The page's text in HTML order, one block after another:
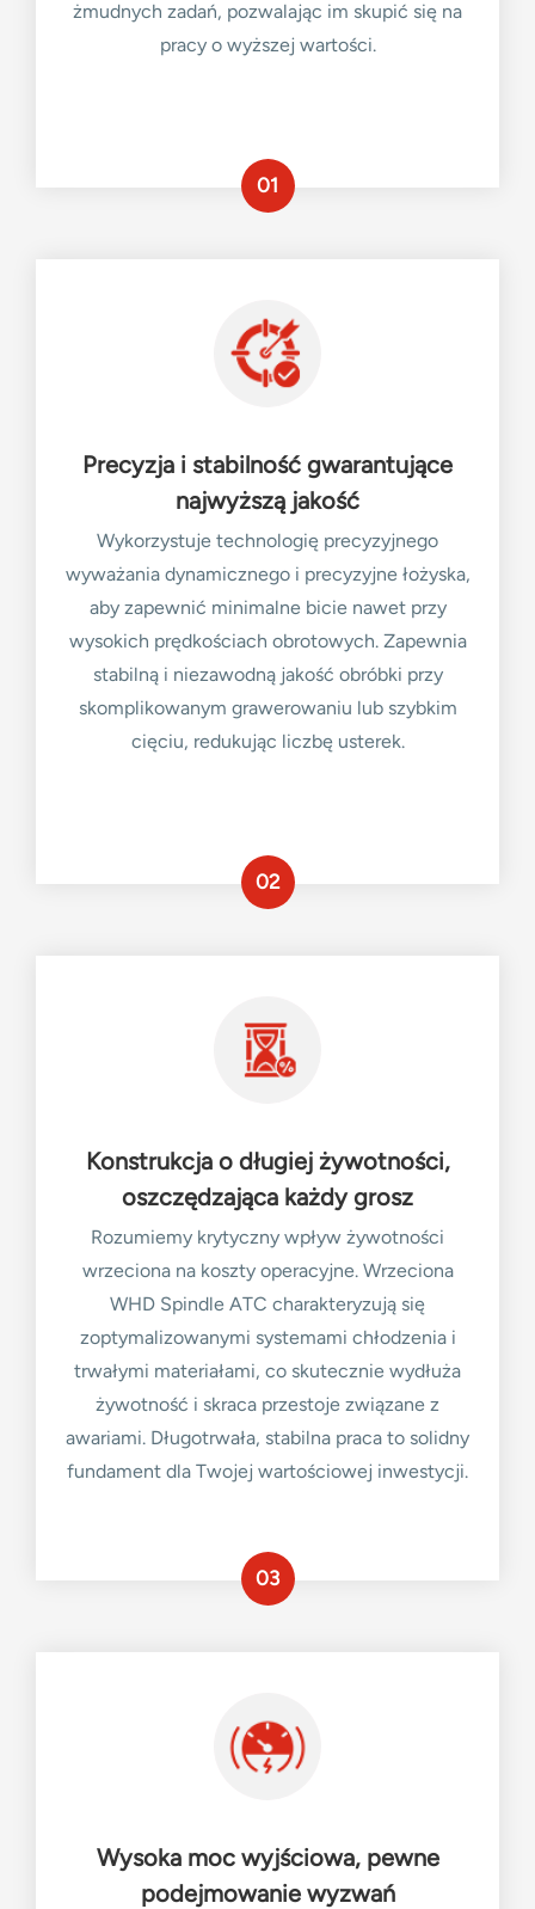
żmudnych zadań, pozwalając im skupić się na
pracy o wyższej wartości.
01
Precyzja i stabilność gwarantujące
najwyższą jakość
Wykorzystuje technologię precyzyjnego
wyważania dynamicznego i precyzyjne łożyska,
aby zapewnić minimalne bicie nawet przy
wysokich prędkościach obrotowych. Zapewnia
stabilną i niezawodną jakość obróbki przy
skomplikowanym grawerowaniu lub szybkim
cięciu, redukując liczbę usterek.
02
Konstrukcja o długiej żywotności,
oszczędzająca każdy grosz
Rozumiemy krytyczny wpływ żywotności
wrzeciona na koszty operacyjne. Wrzeciona
WHD Spindle ATC charakteryzują się
zoptymalizowanymi systemami chłodzenia i
trwałymi materiałami, co skutecznie wydłuża
żywotność i skraca przestoje związane z
awariami. Długotrwała, stabilna praca to solidny
fundament dla Twojej wartościowej inwestycji.
03
Wysoka moc wyjściowa, pewne
podejmowanie wyzwań